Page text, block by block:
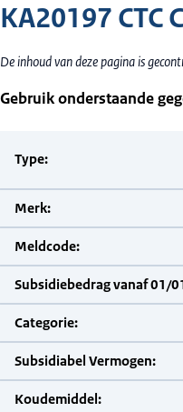
KA20197 CTC
De inhoud van deze pagina is
Gebruik onderstaande
Type:
Merk:
Meldcode:
Subsidiebedrag vanaf 01/
Categorie:
Subsidiabel Vermogen:
Koudemiddel: